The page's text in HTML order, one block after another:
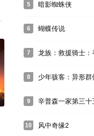
识到有人正向曾经的超级英雄
险。在她的大脑总部，正经
存者和无穷无尽的机器大军
，揭露你的过错，让你质疑
曲（2013 年的《古墓丽影》
5 暗影蜘蛛侠
6 蝴蝶传说
7 龙族：救援骑士：
8 少年骇客：异形群
9 辛普森一家第三十
10 风中奇缘2